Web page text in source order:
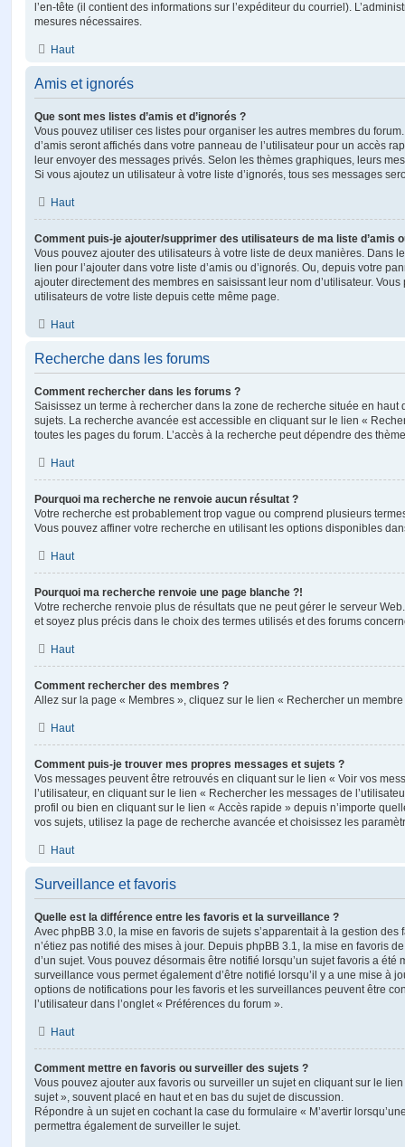
l’en-tête (il contient des informations sur l’expéditeur du courriel).
mesures nécessaires.
Haut
Amis et ignorés
Que sont mes listes d’amis et d’ignorés ?
Vous pouvez utiliser ces listes pour organiser les autres membres du
d’amis seront affichés dans votre panneau de l’utilisateur pour un accès
leur envoyer des messages privés. Selon les thèmes graphiques, leurs
Si vous ajoutez un utilisateur à votre liste d’ignorés, tous ses messages
Haut
Comment puis-je ajouter/supprimer des utilisateurs de ma liste d’amis
Vous pouvez ajouter des utilisateurs à votre liste de deux manières. Dans
lien pour l’ajouter dans votre liste d’amis ou d’ignorés. Ou, depuis votre
ajouter directement des membres en saisissant leur nom d’utilisateur.
utilisateurs de votre liste depuis cette même page.
Haut
Recherche dans les forums
Comment rechercher dans les forums ?
Saisissez un terme à rechercher dans la zone de recherche située en haut
sujets. La recherche avancée est accessible en cliquant sur le lien «
toutes les pages du forum. L’accès à la recherche peut dépendre des
Haut
Pourquoi ma recherche ne renvoie aucun résultat ?
Votre recherche est probablement trop vague ou comprend plusieurs
Vous pouvez affiner votre recherche en utilisant les options disponibles
Haut
Pourquoi ma recherche renvoie une page blanche ?!
Votre recherche renvoie plus de résultats que ne peut gérer le serveur
et soyez plus précis dans le choix des termes utilisés et des forums
Haut
Comment rechercher des membres ?
Allez sur la page « Membres », cliquez sur le lien « Rechercher un membre
Haut
Comment puis-je trouver mes propres messages et sujets ?
Vos messages peuvent être retrouvés en cliquant sur le lien « Voir vos
l’utilisateur, en cliquant sur le lien « Rechercher les messages de
profil ou bien en cliquant sur le lien « Accès rapide » depuis n’importe
vos sujets, utilisez la page de recherche avancée et choisissez les
Haut
Surveillance et favoris
Quelle est la différence entre les favoris et la surveillance ?
Avec phpBB 3.0, la mise en favoris de sujets s’apparentait à la gestion des
n’étiez pas notifié des mises à jour. Depuis phpBB 3.1, la mise en favoris
d’un sujet. Vous pouvez désormais être notifié lorsqu’un sujet favoris a été
surveillance vous permet également d’être notifié lorsqu’il y a une mise à
options de notifications pour les favoris et les surveillances peuvent être
l’utilisateur dans l’onglet « Préférences du forum ».
Haut
Comment mettre en favoris ou surveiller des sujets ?
Vous pouvez ajouter aux favoris ou surveiller un sujet en cliquant sur le
sujet », souvent placé en haut et en bas du sujet de discussion.
Répondre à un sujet en cochant la case du formulaire « M’avertir
permettra également de surveiller le sujet.